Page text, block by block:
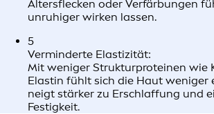
Altersflecken oder Verfärbungen
unruhiger wirken lassen.
5
Verminderte Elastizität:
Mit weniger Strukturproteinen wie
Elastin fühlt sich die Haut weniger
neigt stärker zu Erschlaffung und
Festigkeit.